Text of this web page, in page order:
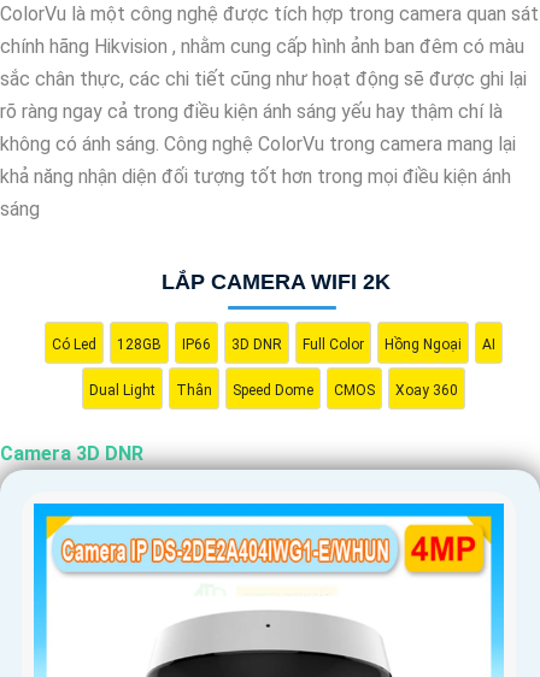
sáng yếu hoặc độ nhiễu cao. Với Những Trang bị cao cấp làm
cho việc giám sát, quan sát trở nên dễ dàng và chính xác hơn.
ColorVu là một công nghệ được tích hợp trong camera quan sát
chính hãng Hikvision , nhằm cung cấp hình ảnh ban đêm có màu
sắc chân thực, các chi tiết cũng như hoạt động sẽ được ghi lại
rõ ràng ngay cả trong điều kiện ánh sáng yếu hay thậm chí là
không có ánh sáng. Công nghệ ColorVu trong camera mang lại
khả năng nhận diện đối tượng tốt hơn trong mọi điều kiện ánh
sáng
LẮP CAMERA WIFI 2K
Có Led 128GB IP66 3D DNR Full Color Hồng Ngoại AI
Dual Light Thân Speed Dome CMOS Xoay 360
Camera 3D DNR